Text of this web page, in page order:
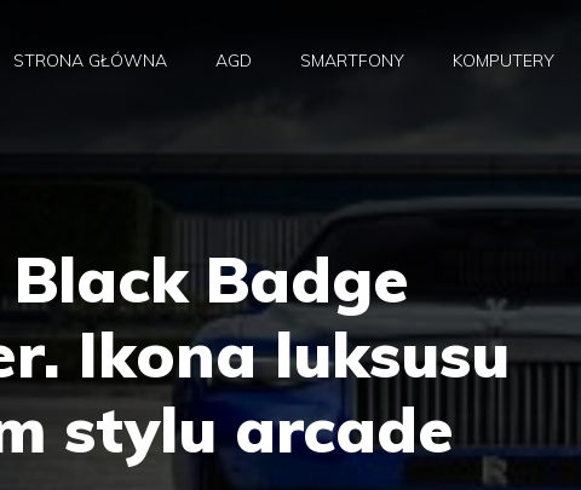
STRONA GŁÓWNA AGD SMARTFONY KOMPUTERY
Badge
Ikona luksusu
stylu arcade